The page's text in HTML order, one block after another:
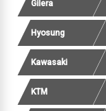
Gilera
Hyosung
Kawasaki
KTM